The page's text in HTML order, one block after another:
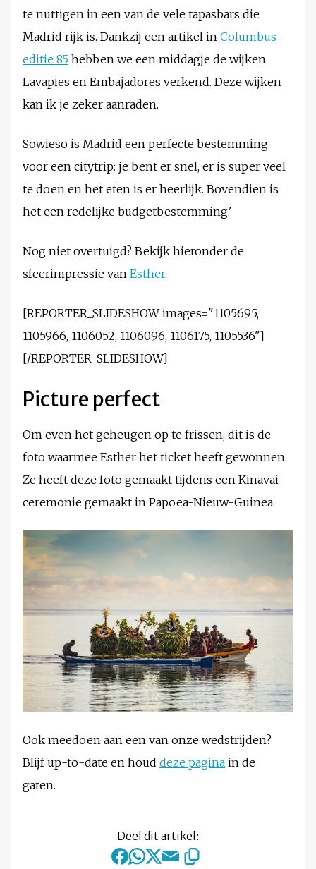
te nuttigen in een van de vele tapasbars die
Madrid rijk is. Dankzij een artikel in Columbus
editie 85 hebben we een middagje de wijken
Lavapies en Embajadores verkend. Deze wijken
kan ik je zeker aanraden.
Sowieso is Madrid een perfecte bestemming
voor een citytrip: je bent er snel, er is super veel
te doen en het eten is er heerlijk. Bovendien is
het een redelijke budgetbestemming.'
Nog niet overtuigd? Bekijk hieronder de
sfeerimpressie van Esther.
[REPORTER_SLIDESHOW images="1105695,
1105966, 1106052, 1106096, 1106175, 1105536"]
[/REPORTER_SLIDESHOW]
Picture perfect
Om even het geheugen op te frissen, dit is de
foto waarmee Esther het ticket heeft gewonnen.
Ze heeft deze foto gemaakt tijdens een Kinavai
ceremonie gemaakt in Papoea-Nieuw-Guinea.
Ook meedoen aan een van onze wedstrijden?
Blijf up-to-date en houd deze pagina in de
gaten.
Deel dit artikel: